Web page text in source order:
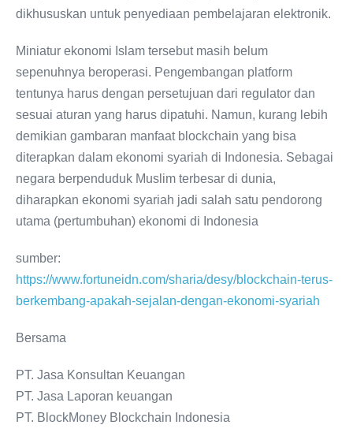
dikhususkan untuk penyediaan pembelajaran elektronik.
Miniatur ekonomi Islam tersebut masih belum
sepenuhnya beroperasi. Pengembangan platform
tentunya harus dengan persetujuan dari regulator dan
sesuai aturan yang harus dipatuhi. Namun, kurang lebih
demikian gambaran manfaat blockchain yang bisa
diterapkan dalam ekonomi syariah di Indonesia. Sebagai
negara berpenduduk Muslim terbesar di dunia,
diharapkan ekonomi syariah jadi salah satu pendorong
utama (pertumbuhan) ekonomi di Indonesia
sumber:
https://www.fortuneidn.com/sharia/desy/blockchain-terus-
berkembang-apakah-sejalan-dengan-ekonomi-syariah
Bersama
PT. Jasa Konsultan Keuangan
PT. Jasa Laporan keuangan
PT. BlockMoney Blockchain Indonesia